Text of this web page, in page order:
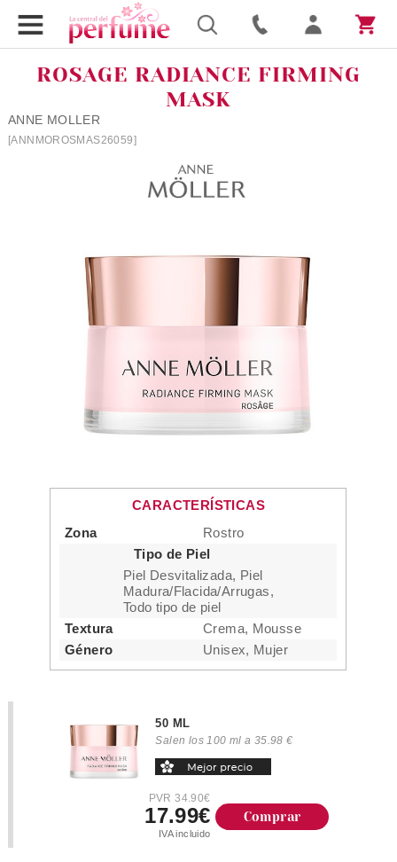
ROSAGE RADIANCE FIRMING
MASK
ANNE MOLLER
[ANNMOROSMAS26059]
CARACTERÍSTICAS
Zona
Rostro
Tipo de Piel
Piel Desvitalizada, Piel
Madura/Flacida/Arrugas,
Todo tipo de piel
Textura
Crema, Mousse
Género
Unisex, Mujer
50 ML
Salen los 100 ml a 35.98 €
PVR 34.90€
17.99€
IVA incluido
Comprar